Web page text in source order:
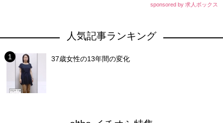
sponsored by 求人ボックス
人気記事ランキング
37歳女性の13年間の変化